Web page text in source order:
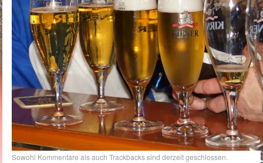
Sowohl Kommentare als auch Trackbacks sind derzeit geschlossen.